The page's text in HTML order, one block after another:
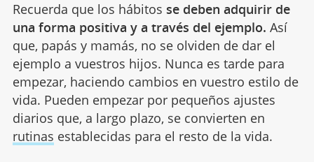
Recuerda que los hábitos se deben adquirir de
una forma positiva y a través del ejemplo. Así
que, papás y mamás, no se olviden de dar el
ejemplo a vuestros hijos. Nunca es tarde para
empezar, haciendo cambios en vuestro estilo de
vida. Pueden empezar por pequeños ajustes
diarios que, a largo plazo, se convierten en
rutinas establecidas para el resto de la vida.